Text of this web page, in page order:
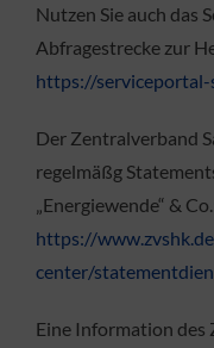
Nutzen Sie auch das
Abfragestrecke zur
https://
Der Zentralverband
regelmäßg
„Energiewende“ &
https://
center/
Eine Information des